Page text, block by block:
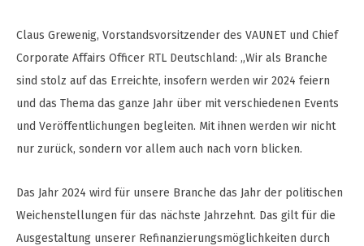
Claus Grewenig, Vorstandsvorsitzender des VAUNET und Chief
Corporate Affairs Officer RTL Deutschland: „Wir als Branche
sind stolz auf das Erreichte, insofern werden wir 2024 feiern
und das Thema das ganze Jahr über mit verschiedenen Events
und Veröffentlichungen begleiten. Mit ihnen werden wir nicht
nur zurück, sondern vor allem auch nach vorn blicken.
Das Jahr 2024 wird für unsere Branche das Jahr der politischen
Weichenstellungen für das nächste Jahrzehnt. Das gilt für die
Ausgestaltung unserer Refinanzierungsmöglichkeiten durch